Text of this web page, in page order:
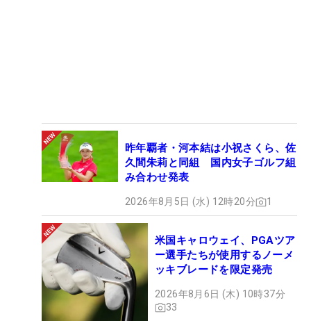
昨年覇者・河本結は小祝さくら、佐
久間朱莉と同組 国内女子ゴルフ組
み合わせ発表
2026年8月5日 (水) 12時20分 1
米国キャロウェイ、PGAツア
ー選手たちが使用するノーメ
ッキブレードを限定発売
2026年8月6日 (木) 10時37分
33